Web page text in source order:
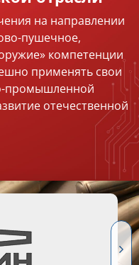
на направлении
пушечное,
компетенции
применять свои
промышленной
отечественной